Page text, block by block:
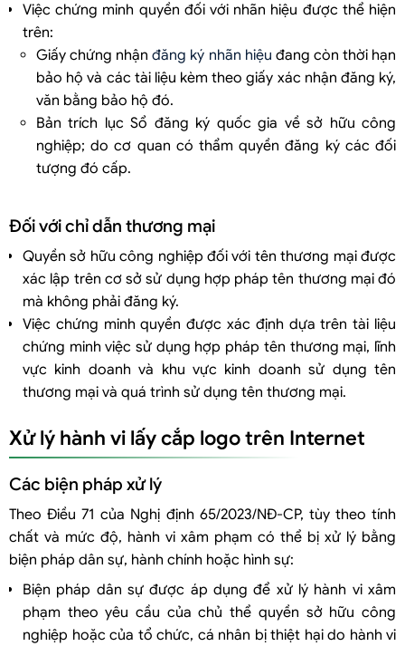
Việc chứng minh quyền đối với nhãn hiệu được thể hiện
trên:
Giấy chứng nhậnđăng ký nhãn hiệu đang còn thời hạn
bảo hộ và các tài liệu kèm theo giấy xác nhận đăng ký,
văn bằng bảo hộ đó.
Bản trích lục Sổ đăng ký quốc gia về sở hữu công
nghiệp; do cơ quan có thẩm quyền đăng ký các đối
tượng đó cấp.
Đối với chỉ dẫn thương mại
Quyền sở hữu công nghiệp đối với tên thương mại được
xác lập trên cơ sở sử dụng hợp pháp tên thương mại đó
mà không phải đăng ký.
Việc chứng minh quyền được xác định dựa trên tài liệu
chứng minh việc sử dụng hợp pháp tên thương mại, lĩnh
vực kinh doanh và khu vực kinh doanh sử dụng tên
thương mại và quá trình sử dụng tên thương mại.
Xử lý hành vi lấy cắp logo trên Internet
Các biện pháp xử lý
Theo Điều 71 của Nghị định 65/2023/NĐ-CP, tùy theo tính
chất và mức độ, hành vi xâm phạm có thể bị xử lý bằng
biện pháp dân sự, hành chính hoặc hình sự:
Biện pháp dân sự được áp dụng để xử lý hành vi xâm
phạm theo yêu cầu của chủ thể quyền sở hữu công
nghiệp hoặc của tổ chức, cá nhân bị thiệt hại do hành vi